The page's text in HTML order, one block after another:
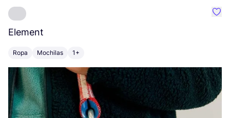
Element
Ropa Mochilas 1+